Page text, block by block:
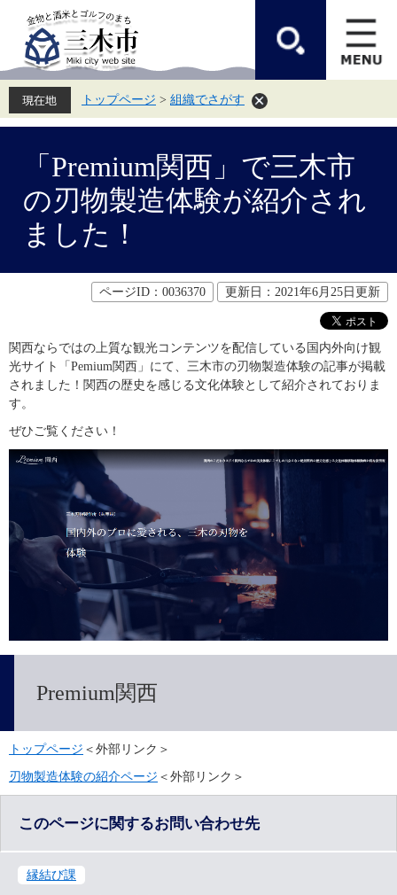
先
頭
す。
を
飛
し
トップページ > 組織でさがす
「Premium関西」で三木市
の刃物製造体験が紹介され
ました！
ページID：0036370 更新日：2021年6月25日更新
関西ならではの上質な観光コンテンツを配信している国内外向け観
光サイト「Pemium関西」にて、三木市の刃物製造体験の記事が掲載
されました！関西の歴史を感じる文化体験として紹介されておりま
す。
ぜひご覧ください！
Premium関西
トップページ ＜外部リンク＞
刃物製造体験の紹介ページ ＜外部リンク＞
このページに関するお問い合わせ先
縁結び課